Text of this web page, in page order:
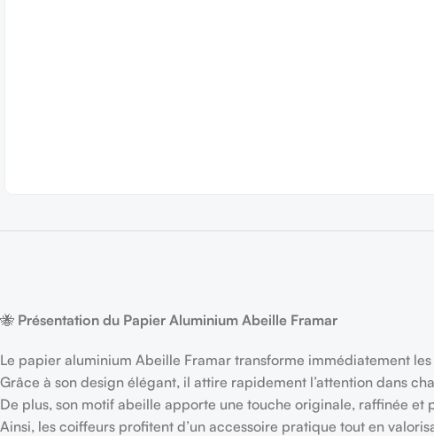
🐝 Présentation du Papier Aluminium Abeille Framar
Le papier aluminium Abeille Framar transforme immédiatement
Grâce à son design élégant, il attire rapidement l’attention dans
De plus, son motif abeille apporte une touche originale, raffinée et
Ainsi, les coiffeurs profitent d’un accessoire pratique tout en